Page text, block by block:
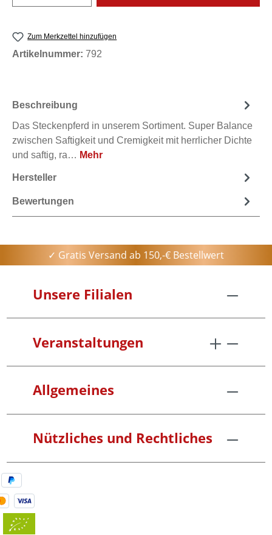
Zum Merkzettel hinzufügen
Artikelnummer: 792
Beschreibung
Das Steckenpferd in unserem Sortiment. Super Balance
zwischen Saftigkeit und Cremigkeit mit herrlicher Dichte
und saftig, ra… Mehr
Hersteller
Bewertungen
✓ Gratis Versand ab 150,-€ Bestellwert
Unsere Filialen
Veranstaltungen
Allgemeines
Nützliches und Rechtliches